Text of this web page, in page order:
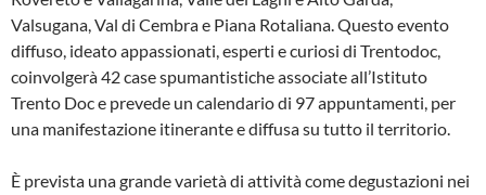
Valsugana, Val di Cembra e Piana Rotaliana. Questo evento
diffuso, ideato appassionati, esperti e curiosi di Trentodoc,
coinvolgerà 42 case spumantistiche associate all’Istituto
Trento Doc e prevede un calendario di 97 appuntamenti, per
una manifestazione itinerante e diffusa su tutto il territorio.
È prevista una grande varietà di attività come degustazioni nei